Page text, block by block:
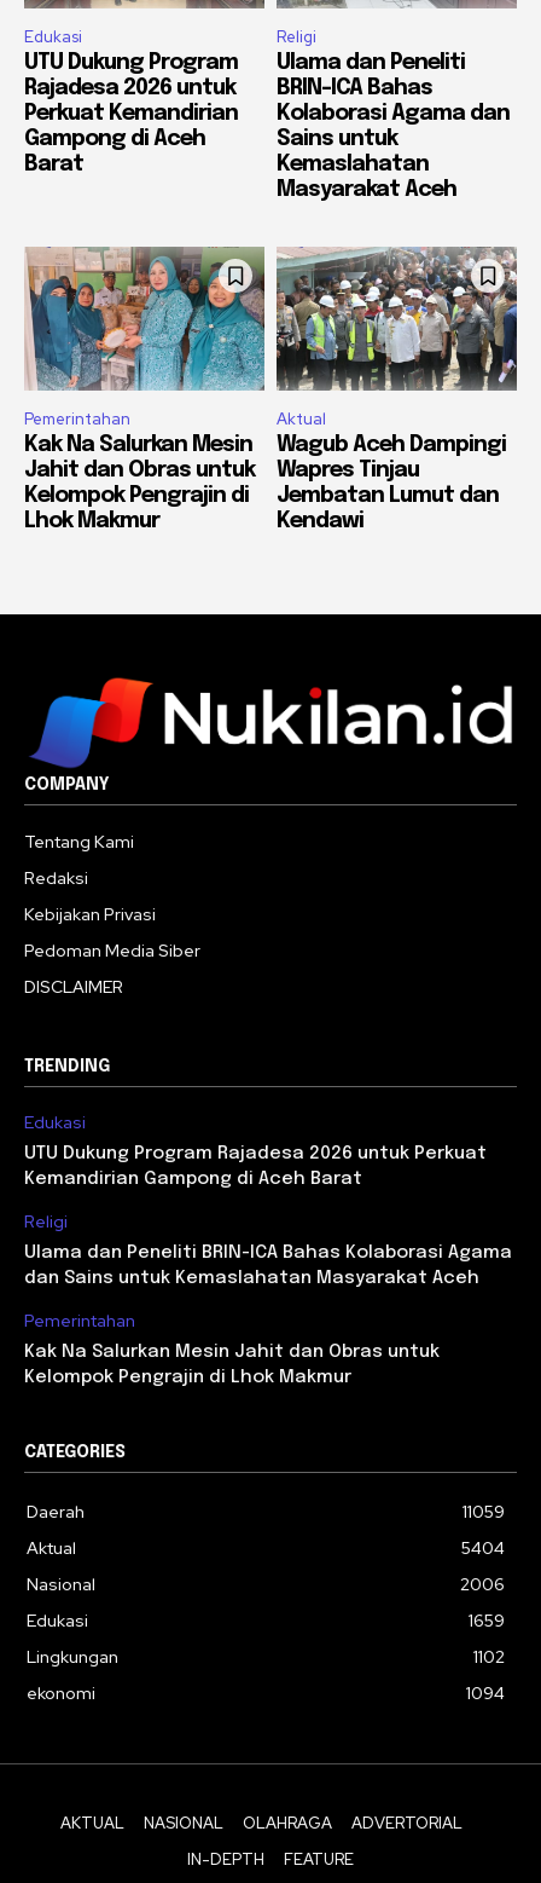
Edukasi
UTU Dukung Program
Rajadesa 2026 untuk
Perkuat Kemandirian
Gampong di Aceh
Barat
Religi
Ulama dan Peneliti
BRIN-ICA Bahas
Kolaborasi Agama dan
Sains untuk
Kemaslahatan
Masyarakat Aceh
Pemerintahan
Kak Na Salurkan Mesin
Jahit dan Obras untuk
Kelompok Pengrajin di
Lhok Makmur
Aktual
Wagub Aceh Dampingi
Wapres Tinjau
Jembatan Lumut dan
Kendawi
COMPANY
Tentang Kami
Redaksi
Kebijakan Privasi
Pedoman Media Siber
DISCLAIMER
TRENDING
Edukasi
UTU Dukung Program Rajadesa 2026 untuk Perkuat
Kemandirian Gampong di Aceh Barat
Religi
Ulama dan Peneliti BRIN-ICA Bahas Kolaborasi Agama
dan Sains untuk Kemaslahatan Masyarakat Aceh
Pemerintahan
Kak Na Salurkan Mesin Jahit dan Obras untuk
Kelompok Pengrajin di Lhok Makmur
CATEGORIES
Daerah
11059
Aktual
5404
Nasional
2006
Edukasi
1659
Lingkungan
1102
ekonomi
1094
AKTUAL NASIONAL OLAHRAGA
ADVERTORIAL
IN-DEPTH
FEATURE